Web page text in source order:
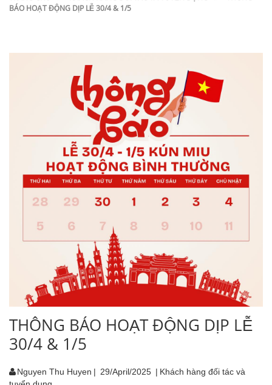
BÁO HOẠT ĐỘNG DỊP LỄ 30/4 & 1/5
THÔNG BÁO HOẠT ĐỘNG DỊP LỄ
30/4 & 1/5
Nguyen Thu Huyen | 29/April/2025 | Khách hàng đối tác và